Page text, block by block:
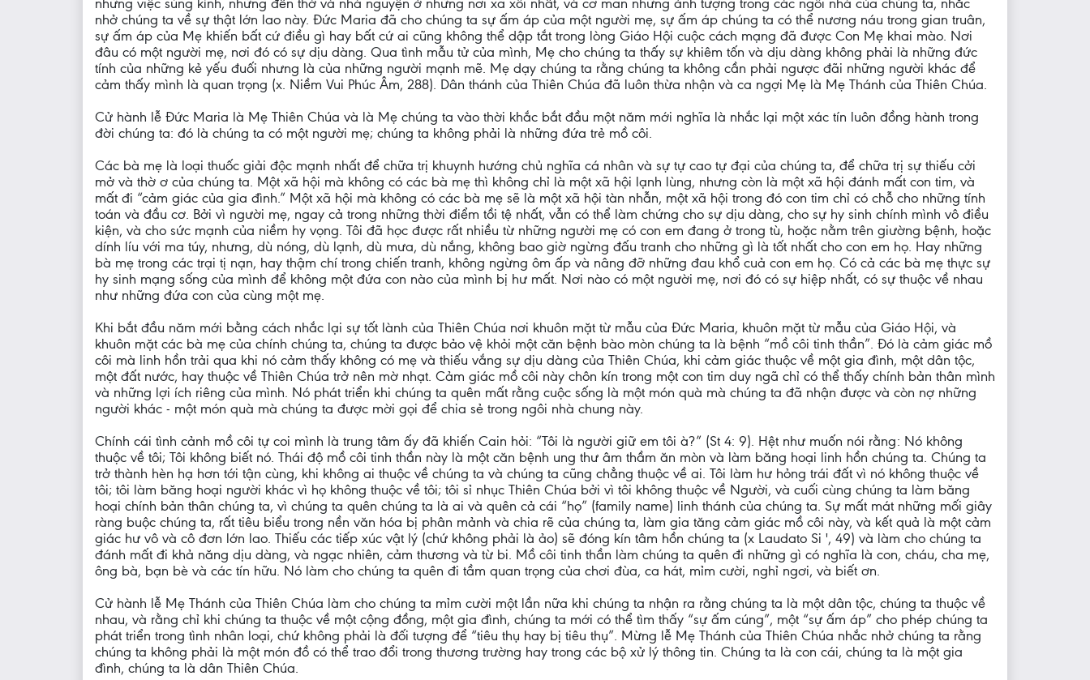
những việc sùng kính, những đền thờ và nhà nguyện ở những nơi xa xôi nhất, và cơ man những ảnh tượng trong các ngôi nhà của chúng ta, nhắc
nhở chúng ta về sự thật lớn lao này. Đức Maria đã cho chúng ta sự ấm áp của một người mẹ, sự ấm áp chúng ta có thể nương náu trong gian truân,
sự ấm áp của Mẹ khiến bất cứ điều gì hay bất cứ ai cũng không thể dập tắt trong lòng Giáo Hội cuộc cách mạng đã được Con Mẹ khai mào. Nơi
đâu có một người mẹ, nơi đó có sự dịu dàng. Qua tình mẫu tử của mình, Mẹ cho chúng ta thấy sự khiêm tốn và dịu dàng không phải là những đức
tính của những kẻ yếu đuối nhưng là của những người mạnh mẽ. Mẹ dạy chúng ta rằng chúng ta không cần phải ngược đãi những người khác để
cảm thấy mình là quan trọng (x. Niềm Vui Phúc Âm, 288). Dân thánh của Thiên Chúa đã luôn thừa nhận và ca ngợi Mẹ là Mẹ Thánh của Thiên Chúa.
Cử hành lễ Đức Maria là Mẹ Thiên Chúa và là Mẹ chúng ta vào thời khắc bắt đầu một năm mới nghĩa là nhắc lại một xác tín luôn đồng hành trong
đời chúng ta: đó là chúng ta có một người mẹ; chúng ta không phải là những đứa trẻ mồ côi.
Các bà mẹ là loại thuốc giải độc mạnh nhất để chữa trị khuynh hướng chủ nghĩa cá nhân và sự tự cao tự đại của chúng ta, để chữa trị sự thiếu cởi
mở và thờ ơ của chúng ta. Một xã hội mà không có các bà mẹ thì không chỉ là một xã hội lạnh lùng, nhưng còn là một xã hội đánh mất con tim, và
mất đi “cảm giác của gia đình.” Một xã hội mà không có các bà mẹ sẽ là một xã hội tàn nhẫn, một xã hội trong đó con tim chỉ có chỗ cho những tính
toán và đầu cơ. Bởi vì người mẹ, ngay cả trong những thời điểm tồi tệ nhất, vẫn có thể làm chứng cho sự dịu dàng, cho sự hy sinh chính mình vô điều
kiện, và cho sức mạnh của niềm hy vọng. Tôi đã học được rất nhiều từ những người mẹ có con em đang ở trong tù, hoặc nằm trên giường bệnh, hoặc
dính líu với ma túy, nhưng, dù nóng, dù lạnh, dù mưa, dù nắng, không bao giờ ngừng đấu tranh cho những gì là tốt nhất cho con em họ. Hay những
bà mẹ trong các trại tị nạn, hay thậm chí trong chiến tranh, không ngừng ôm ấp và nâng đỡ những đau khổ cuả con em họ. Có cả các bà mẹ thực sự
hy sinh mạng sống của mình để không một đứa con nào của mình bị hư mất. Nơi nào có một người mẹ, nơi đó có sự hiệp nhất, có sự thuộc về nhau
như những đứa con của cùng một mẹ.
Khi bắt đầu năm mới bằng cách nhắc lại sự tốt lành của Thiên Chúa nơi khuôn mặt từ mẫu của Đức Maria, khuôn mặt từ mẫu của Giáo Hội, và
khuôn mặt các bà mẹ của chính chúng ta, chúng ta được bảo vệ khỏi một căn bệnh bào mòn chúng ta là bệnh “mồ côi tinh thần”. Đó là cảm giác mồ
côi mà linh hồn trải qua khi nó cảm thấy không có mẹ và thiếu vắng sự dịu dàng của Thiên Chúa, khi cảm giác thuộc về một gia đình, một dân tộc,
một đất nước, hay thuộc về Thiên Chúa trở nên mờ nhạt. Cảm giác mồ côi này chôn kín trong một con tim duy ngã chỉ có thể thấy chính bản thân mình
và những lợi ích riêng của mình. Nó phát triển khi chúng ta quên mất rằng cuộc sống là một món quà mà chúng ta đã nhận được và còn nợ những
người khác - một món quà mà chúng ta được mời gọi để chia sẻ trong ngôi nhà chung này.
Chính cái tình cảnh mồ côi tự coi mình là trung tâm ấy đã khiến Cain hỏi: “Tôi là người giữ em tôi à?” (St 4: 9). Hệt như muốn nói rằng: Nó không
thuộc về tôi; Tôi không biết nó. Thái độ mồ côi tinh thần này là một căn bệnh ung thư âm thầm ăn mòn và làm băng hoại linh hồn chúng ta. Chúng ta
trở thành hèn hạ hơn tới tận cùng, khi không ai thuộc về chúng ta và chúng ta cũng chẳng thuộc về ai. Tôi làm hư hỏng trái đất vì nó không thuộc về
tôi; tôi làm băng hoại người khác vì họ không thuộc về tôi; tôi sỉ nhục Thiên Chúa bởi vì tôi không thuộc về Người, và cuối cùng chúng ta làm băng
hoại chính bản thân chúng ta, vì chúng ta quên chúng ta là ai và quên cả cái “họ” (family name) linh thánh của chúng ta. Sự mất mát những mối giây
ràng buộc chúng ta, rất tiêu biểu trong nền văn hóa bị phân mảnh và chia rẽ của chúng ta, làm gia tăng cảm giác mồ côi này, và kết quả là một cảm
giác hư vô và cô đơn lớn lao. Thiếu các tiếp xúc vật lý (chứ không phải là ảo) sẽ đóng kín tâm hồn chúng ta (x Laudato Si ', 49) và làm cho chúng ta
đánh mất đi khả năng dịu dàng, và ngạc nhiên, cảm thương và từ bi. Mồ côi tinh thần làm chúng ta quên đi những gì có nghĩa là con, cháu, cha mẹ,
ông bà, bạn bè và các tín hữu. Nó làm cho chúng ta quên đi tầm quan trọng của chơi đùa, ca hát, mỉm cười, nghỉ ngơi, và biết ơn.
Cử hành lễ Mẹ Thánh của Thiên Chúa làm cho chúng ta mỉm cười một lần nữa khi chúng ta nhận ra rằng chúng ta là một dân tộc, chúng ta thuộc về
nhau, và rằng chỉ khi chúng ta thuộc về một cộng đồng, một gia đình, chúng ta mới có thể tìm thấy “sự ấm cúng”, một “sự ấm áp” cho phép chúng ta
phát triển trong tình nhân loại, chứ không phải là đối tượng để “tiêu thụ hay bị tiêu thụ”. Mừng lễ Mẹ Thánh của Thiên Chúa nhắc nhở chúng ta rằng
chúng ta không phải là một món đồ có thể trao đổi trong thương trường hay trong các bộ xử lý thông tin. Chúng ta là con cái, chúng ta là một gia
đình, chúng ta là dân Thiên Chúa.